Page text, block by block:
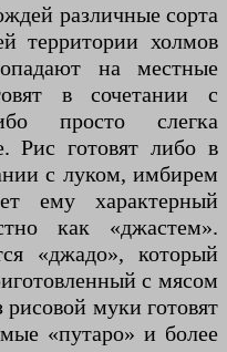
различные сорта
территории холмов
на местные
в сочетании с
просто слегка
Рис готовят либо в
с луком, имбирем
ему характерный
как «джастем».
«джадо», который
с мясом
муки готовят
«путаро» и более